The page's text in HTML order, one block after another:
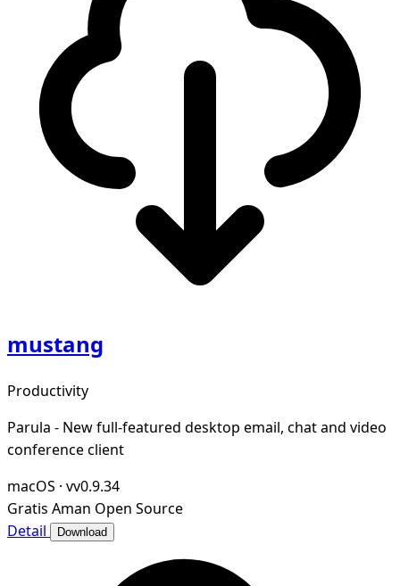
mustang
Productivity
Parula - New full-featured desktop email, chat and video
conference client
macOS · vv0.9.34
Gratis Aman Open Source
Detail
Download